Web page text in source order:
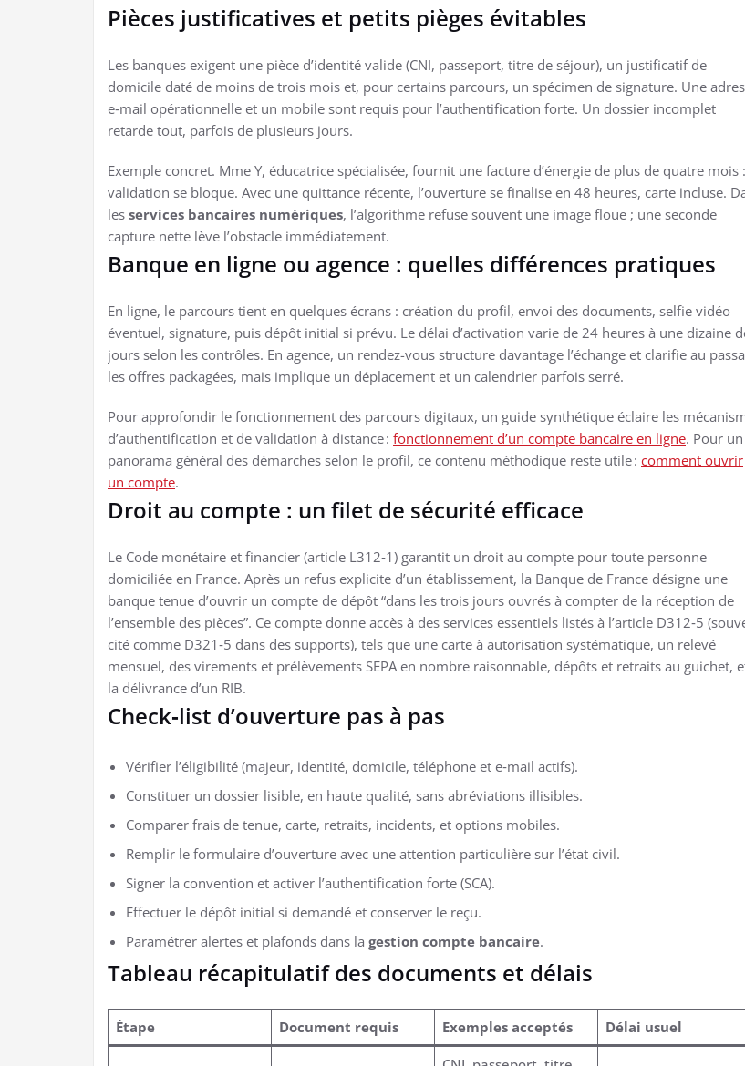
Pièces justificatives et petits pièges évitables
Les banques exigent une pièce d’identité valide (CNI, passeport, titre de séjour), un justificatif de
domicile daté de moins de trois mois et, pour certains parcours, un spécimen de signature. Une
e‑mail opérationnelle et un mobile sont requis pour l’authentification forte. Un dossier incomplet
retarde tout, parfois de plusieurs jours.
Exemple concret. Mme Y, éducatrice spécialisée, fournit une facture d’énergie de plus de quatre mois
validation se bloque. Avec une quittance récente, l’ouverture se finalise en 48 heures, carte incluse.
les services bancaires numériques, l’algorithme refuse souvent une image floue ; une seconde
capture nette lève l’obstacle immédiatement.
Banque en ligne ou agence : quelles différences pratiques
En ligne, le parcours tient en quelques écrans : création du profil, envoi des documents, selfie vidéo
éventuel, signature, puis dépôt initial si prévu. Le délai d’activation varie de 24 heures à une dizaine
jours selon les contrôles. En agence, un rendez-vous structure davantage l’échange et clarifie au
les offres packagées, mais implique un déplacement et un calendrier parfois serré.
Pour approfondir le fonctionnement des parcours digitaux, un guide synthétique éclaire les
d’authentification et de validation à distance : fonctionnement d’un compte bancaire en ligne. Pour un
panorama général des démarches selon le profil, ce contenu méthodique reste utile : comment ouvrir
un compte.
Droit au compte : un filet de sécurité efficace
Le Code monétaire et financier (article L312‑1) garantit un droit au compte pour toute personne
domiciliée en France. Après un refus explicite d’un établissement, la Banque de France désigne une
banque tenue d’ouvrir un compte de dépôt “dans les trois jours ouvrés à compter de la réception de
l’ensemble des pièces”. Ce compte donne accès à des services essentiels listés à l’article D312‑5
cité comme D321‑5 dans des supports), tels que une carte à autorisation systématique, un relevé
mensuel, des virements et prélèvements SEPA en nombre raisonnable, dépôts et retraits au guichet,
la délivrance d’un RIB.
Check‑list d’ouverture pas à pas
Vérifier l’éligibilité (majeur, identité, domicile, téléphone et e‑mail actifs).
Constituer un dossier lisible, en haute qualité, sans abréviations illisibles.
Comparer frais de tenue, carte, retraits, incidents, et options mobiles.
Remplir le formulaire d’ouverture avec une attention particulière sur l’état civil.
Signer la convention et activer l’authentification forte (SCA).
Effectuer le dépôt initial si demandé et conserver le reçu.
Paramétrer alertes et plafonds dans la gestion compte bancaire.
Tableau récapitulatif des documents et délais
Étape Document requis Exemples acceptés Délai usuel